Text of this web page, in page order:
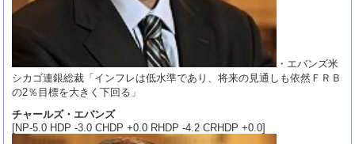
・エバンズ米
シカゴ連銀総裁「インフレは低水準であり、将来の見通しも依然ＦＲＢ
の2％目標を大きく下回る」
チャールズ・エバンズ
[NP-5.0 HDP -3.0 CHDP +0.0 RHDP -4.2 CRHDP +0.0]